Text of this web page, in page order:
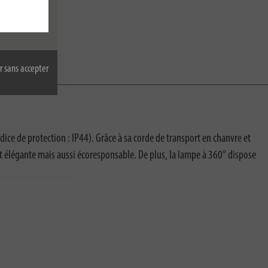
sans accepter
de protection : IP44). Grâce à sa corde de transport en chanvre et
mais aussi écoresponsable. De plus, la lampe à 360° dispose